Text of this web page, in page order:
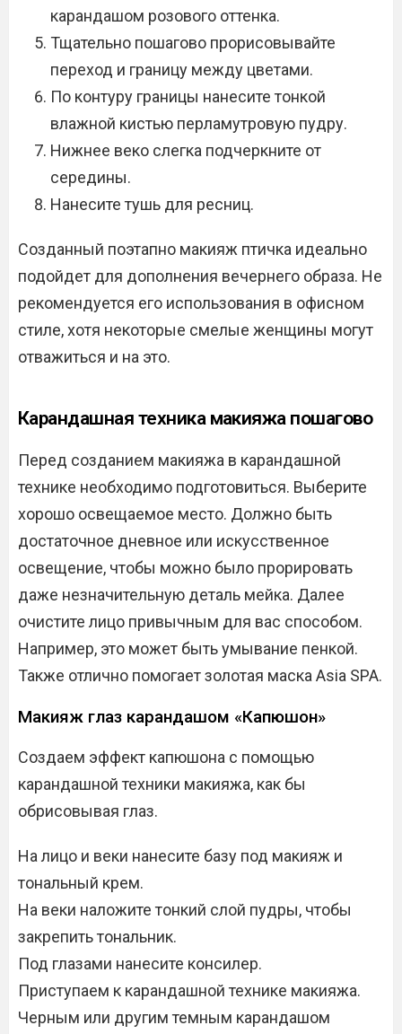
карандашом розового оттенка.
Тщательно пошагово прорисовывайте
переход и границу между цветами.
По контуру границы нанесите тонкой
влажной кистью перламутровую пудру.
Нижнее веко слегка подчеркните от
середины.
Нанесите тушь для ресниц.
Созданный поэтапно макияж птичка идеально
подойдет для дополнения вечернего образа. Не
рекомендуется его использования в офисном
стиле, хотя некоторые смелые женщины могут
отважиться и на это.
Карандашная техника макияжа пошагово
Перед созданием макияжа в карандашной
технике необходимо подготовиться. Выберите
хорошо освещаемое место. Должно быть
достаточное дневное или искусственное
освещение, чтобы можно было прорировать
даже незначительную деталь мейка. Далее
очистите лицо привычным для вас способом.
Например, это может быть умывание пенкой.
Также отлично помогает золотая маска Asia SPA.
Макияж глаз карандашом «Капюшон»
Создаем эффект капюшона с помощью
карандашной техники макияжа, как бы
обрисовывая глаз.
На лицо и веки нанесите базу под макияж и
тональный крем.
На веки наложите тонкий слой пудры, чтобы
закрепить тональник.
Под глазами нанесите консилер.
Приступаем к карандашной технике макияжа.
Черным или другим темным карандашом